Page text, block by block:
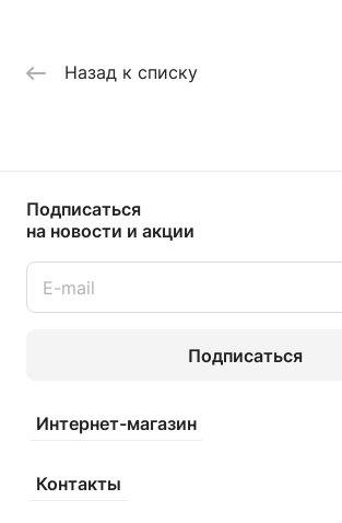
Назад к списку
Подписаться
на новости и акции
Подписаться
Интернет-магазин
Контакты